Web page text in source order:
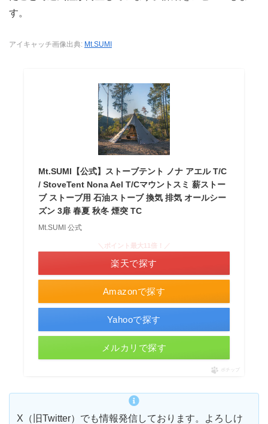
す。
アイキャッチ画像出典: Mt.SUMI
Mt.SUMI【公式】ストーブテント ノナ アエル T/C
/ StoveTent Nona Ael T/Cマウントスミ 薪ストー
ブ ストーブ用 石油ストーブ 換気 排気 オールシー
ズン 3扉 春夏 秋冬 煙突 TC
Mt.SUMI 公式
Amazonで探す
＼ポイント最大11倍！／
楽天で探す
Yahooで探す
メルカリで探す
ポチップ
X（旧Twitter）でも情報発信しております。よろしけ